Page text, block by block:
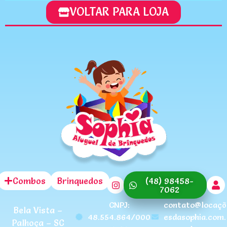
VOLTAR PARA LOJA
Combos Brinquedos
(48) 98458-
7062
Bela Vista –
Palhoça – SC
CNPJ:
48.554.864/000
contato@locaçõ
esdasophia.com.